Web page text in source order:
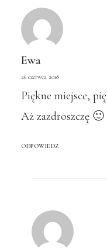
Ewa
26 czerwca 2018
Piękne miejsce,
Aż zazdroszczę 🙂
ODPOWIEDZ